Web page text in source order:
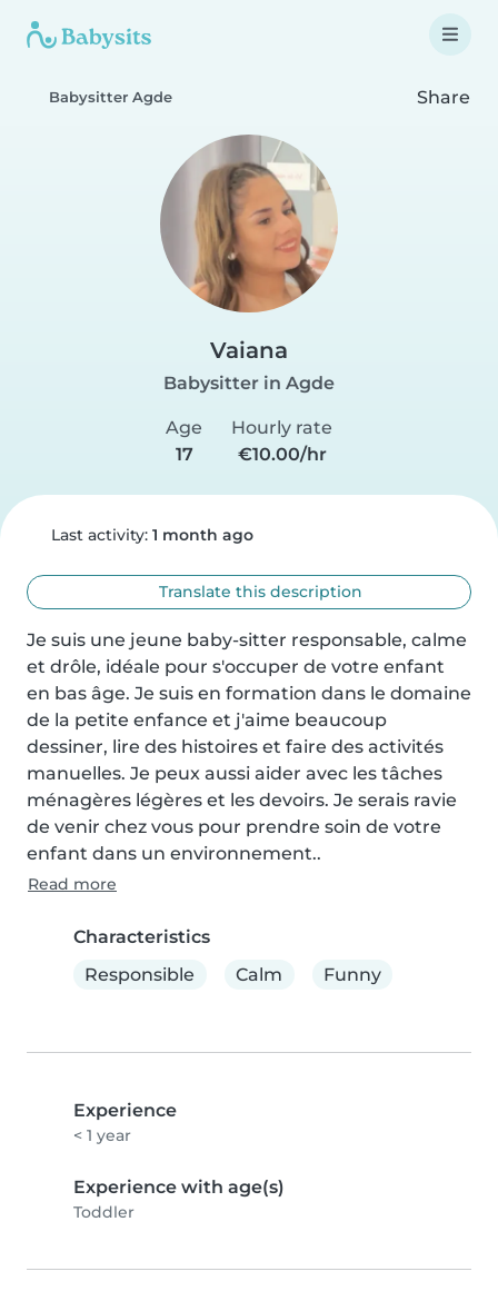
Babysitter Agde Share
Vaiana
Babysitter in Agde
Age
17
Hourly rate
€10.00/hr
Last activity: 1 month ago
Translate this description
Je suis une jeune baby-sitter responsable, calme
et drôle, idéale pour s'occuper de votre enfant
en bas âge. Je suis en formation dans le domaine
de la petite enfance et j'aime beaucoup
dessiner, lire des histoires et faire des activités
manuelles. Je peux aussi aider avec les tâches
ménagères légères et les devoirs. Je serais ravie
de venir chez vous pour prendre soin de votre
enfant dans un environnement..
Read more
Characteristics
Responsible
Calm Funny
Experience
< 1 year
Experience with age(s)
Toddler